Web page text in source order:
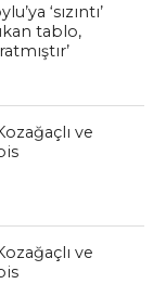
‘sızıntı’
tablo,
ve
ve